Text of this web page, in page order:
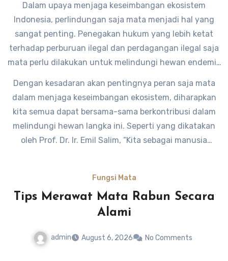
Dalam upaya menjaga keseimbangan ekosistem
Indonesia, perlindungan saja mata menjadi hal yang
sangat penting. Penegakan hukum yang lebih ketat
terhadap perburuan ilegal dan perdagangan ilegal saja
mata perlu dilakukan untuk melindungi hewan endemik
Dengan kesadaran akan pentingnya peran saja mata
dalam menjaga keseimbangan ekosistem, diharapkan
kita semua dapat bersama-sama berkontribusi dalam
melindungi hewan langka ini. Seperti yang dikatakan
oleh Prof. Dr. Ir. Emil Salim, “Kita sebagai manusia
termasuk saja mata.” Semoga saja mata tetap bisa
berkembang biak dan berperan penting dalam menjaga
kelestarian alam Indonesia.
Fungsi Mata
Tips Merawat Mata Rabun Secara
Alami
admin August 6, 2026 No Comments